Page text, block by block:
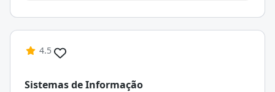
4.5
Sistemas de Informação